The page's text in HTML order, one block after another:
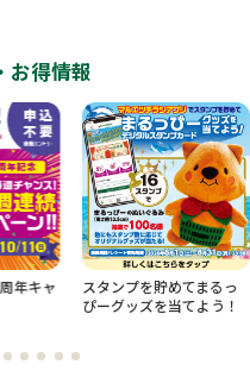
お得情報
タンプを貯めてまるっ
ーグッズを当てよう！
新規ログ
でのお買